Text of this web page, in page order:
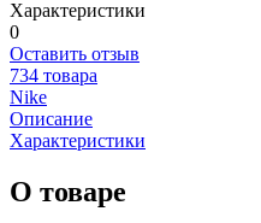
Характеристики
0
Оставить отзыв
734 товара
Nike
Описание
Характеристики
О товаре